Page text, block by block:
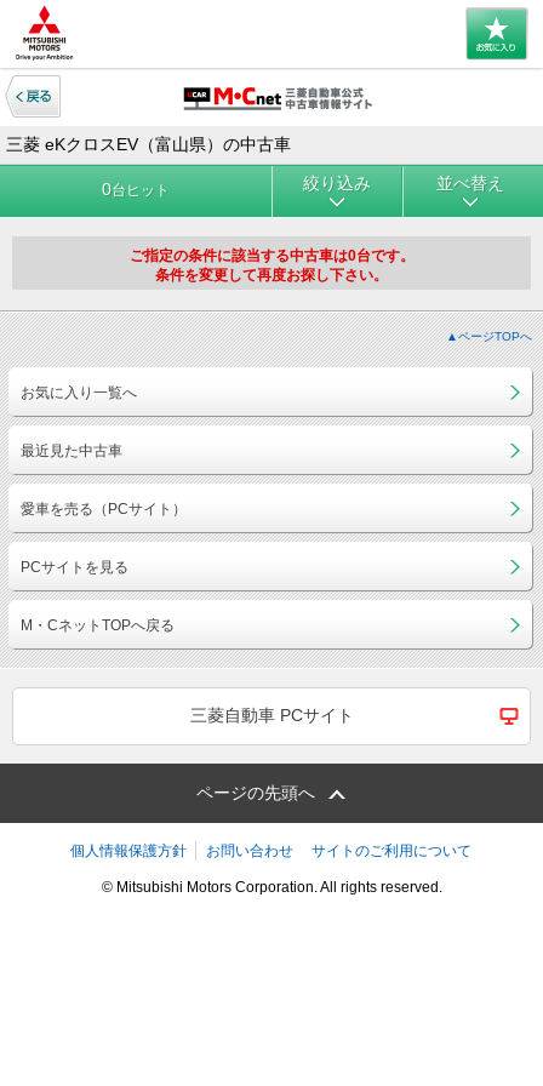
三菱 eKクロスEV（富山県）の中古車
0台ヒット 絞り込み 並べ替え
ご指定の条件に該当する中古車は0台です。
条件を変更して再度お探し下さい。
▲ページTOPへ
お気に入り一覧へ
最近見た中古車
愛車を売る（PCサイト）
PCサイトを見る
M・CネットTOPへ戻る
三菱自動車 PCサイト
ページの先頭へ
個人情報保護方針 お問い合わせ サイトのご利用について
© Mitsubishi Motors Corporation. All rights reserved.